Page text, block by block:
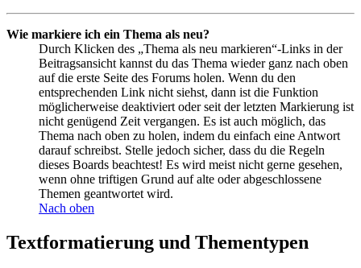
Wie markiere ich ein Thema als neu?
Durch Klicken des „Thema als neu markieren“-Links in der
Beitragsansicht kannst du das Thema wieder ganz nach oben
auf die erste Seite des Forums holen. Wenn du den
entsprechenden Link nicht siehst, dann ist die Funktion
möglicherweise deaktiviert oder seit der letzten Markierung ist
nicht genügend Zeit vergangen. Es ist auch möglich, das
Thema nach oben zu holen, indem du einfach eine Antwort
darauf schreibst. Stelle jedoch sicher, dass du die Regeln
dieses Boards beachtest! Es wird meist nicht gerne gesehen,
wenn ohne triftigen Grund auf alte oder abgeschlossene
Themen geantwortet wird.
Nach oben
Textformatierung und Thementypen